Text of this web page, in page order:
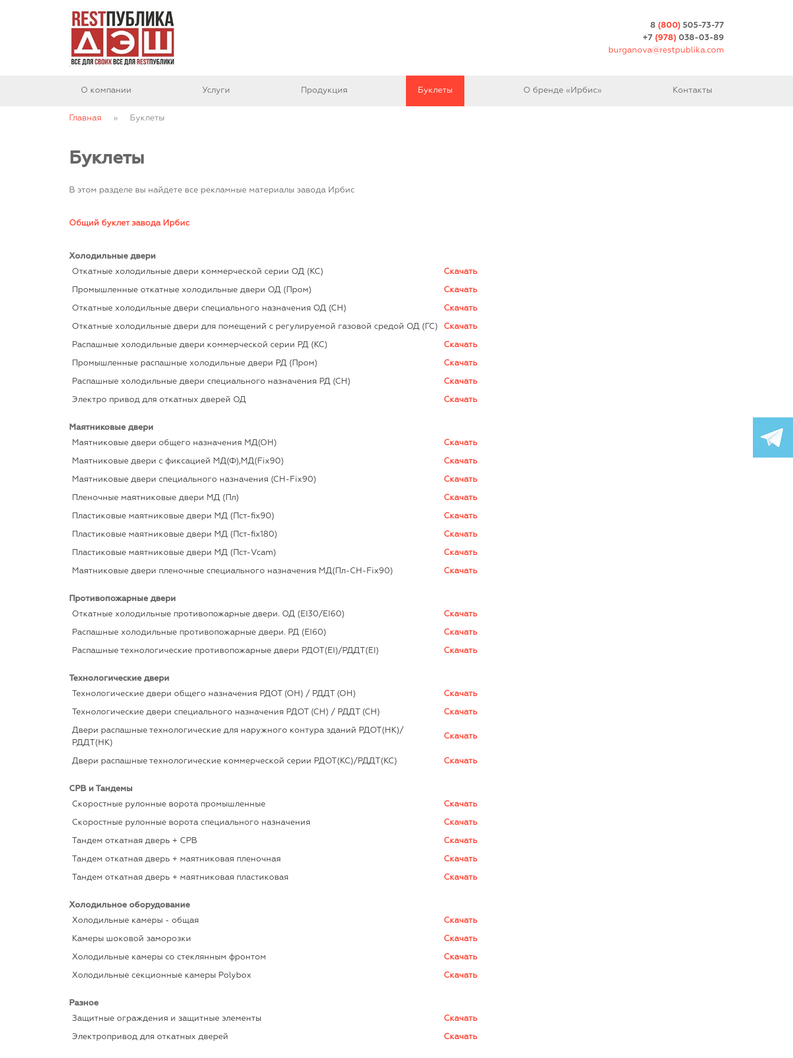
8 (800) 505-73-77
+7 (978) 038-03-89
burganova@restpublika.com
О компании Услуги Продукция Буклеты О бренде «Ирбис» Контакты
Главная » Буклеты
Буклеты
В этом разделе вы найдете все рекламные материалы завода Ирбис
Общий буклет завода Ирбис
Холодильные двери
Откатные холодильные двери коммерческой серии ОД (КС)
Скачать
Промышленные откатные холодильные двери ОД (Пром) Скачать
Откатные холодильные двери специального назначения ОД (СН) Скачать
Откатные холодильные двери для помещений с регулируемой газовой средой ОД (ГС) Скачать
Распашные холодильные двери коммерческой серии РД (КС) Скачать
Промышленные распашные холодильные двери РД (Пром) Скачать
Распашные холодильные двери специального назначения РД (СН) Скачать
Электро привод для откатных дверей ОД Скачать
Маятниковые двери
Маятниковые двери общего назначения МД(ОН)
Скачать
Маятниковые двери с фиксацией МД(Ф),МД(Fix90) Скачать
Маятниковые двери специального назначения (СН-Fix90) Скачать
Пленочные маятниковые двери МД (Пл) Скачать
Пластиковые маятниковые двери МД (Пст-fix90) Скачать
Пластиковые маятниковые двери МД (Пст-fix180) Скачать
Пластиковые маятниковые двери МД (Пст-Vcam) Скачать
Маятниковые двери пленочные специального назначения МД(Пл-СН-Fix90) Скачать
Противопожарные двери
Откатные холодильные противопожарные двери. ОД (EI30/EI60)
Скачать
Распашные холодильные противопожарные двери. РД (EI60) Скачать
Распашные технологические противопожарные двери РДОТ(EI)/РДДТ(EI) Скачать
Технологические двери
Технологические двери общего назначения РДОТ (ОН) / РДДТ (ОН)
Скачать
Технологические двери специального назначения РДОТ (СН) / РДДТ (СН) Скачать
Двери распашные технологические для наружного контура зданий РДОТ(НК)/
РДДТ(НК)
Скачать
Двери распашные технологические коммерческой серии РДОТ(КС)/РДДТ(КС) Скачать
СРВ и Тандемы
Скоростные рулонные ворота промышленные
Скачать
Скоростные рулонные ворота специального назначения Скачать
Тандем откатная дверь + СРВ Скачать
Тандем откатная дверь + маятниковая пленочная Скачать
Тандем откатная дверь + маятниковая пластиковая Скачать
Холодильное оборудование
Холодильные камеры - общая
Скачать
Камеры шоковой заморозки Скачать
Холодильные камеры со стеклянным фронтом Скачать
Холодильные секционные камеры Polybox Скачать
Разное
Защитные ограждения и защитные элементы
Скачать
Электропривод для откатных дверей Скачать